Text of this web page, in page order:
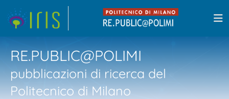
RE.PUBLIC@POLIMI
pubblicazioni di ricerca del
Politecnico di Milano